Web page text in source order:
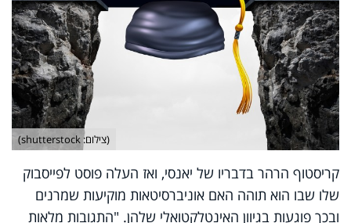
(צילום: shutterstock)
קריסטוף הרהר בדבריו של יאנסי, ואז העלה פוסט לפייסבוק
שלו שבו הוא תוהה האם אוניברסיטאות מוקיעות שמרנים
ובכך פוגעות בגיוון האינטלקטואלי שלהן. "התגובות מלאות